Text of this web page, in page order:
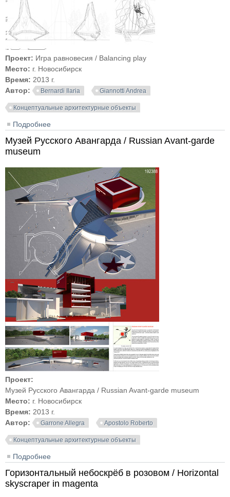
Проект: Игра равновесия / Balancing play
Место: г. Новосибирск
Время: 2013 г.
Автор:
Bernardi Ilaria Giannotti Andrea
Концептуальные архитектурные объекты
Подробнее
Музей Русского Авангарда / Russian Avant-garde
museum
Проект:
Музей Русского Авангарда / Russian Avant-garde museum
Место: г. Новосибирск
Время: 2013 г.
Автор:
Garrone Allegra Apostolo Roberto
Концептуальные архитектурные объекты
Подробнее
museum
Горизонтальный небоскрёб в розовом / Horizontal
skyscraper in magenta